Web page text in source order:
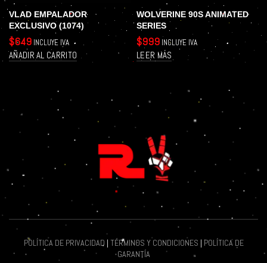
VLAD EMPALADOR
EXCLUSIVO (1074)
$649 INCLUYE IVA
AÑADIR AL CARRITO
WOLVERINE 90S ANIMATED
SERIES
$999 INCLUYE IVA
LEER MÁS
POLÍTICA DE PRIVACIDAD | TÉRMINOS Y CONDICIONES | POLÍTICA DE
GARANTÍA